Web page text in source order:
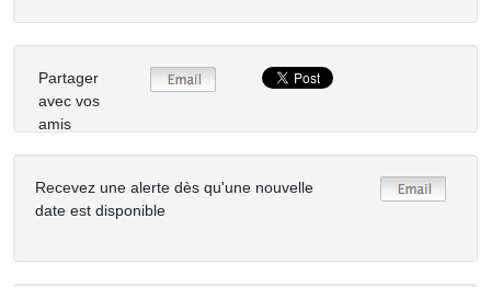
Partager
avec vos
amis
Recevez une alerte dès qu'une nouvelle
date est disponible